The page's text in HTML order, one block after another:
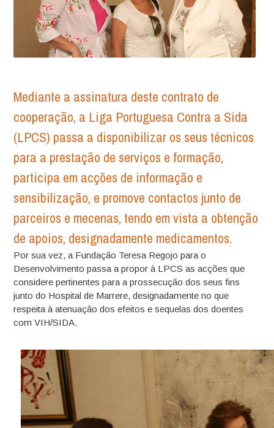
Mediante a assinatura deste contrato de
cooperação, a Liga Portuguesa Contra a Sida
(LPCS) passa a disponibilizar os seus técnicos
para a prestação de serviços e formação,
participa em acções de informação e
sensibilização, e promove contactos junto de
parceiros e mecenas, tendo em vista a obtenção
de apoios, designadamente medicamentos.
Por sua vez, a Fundação Teresa Regojo para o
Desenvolvimento passa a propor à LPCS as acções que
considere pertinentes para a prossecução dos seus fins
junto do Hospital de Marrere, designadamente no que
respeita à atenuação dos efeitos e sequelas dos doentes
com VIH/SIDA.